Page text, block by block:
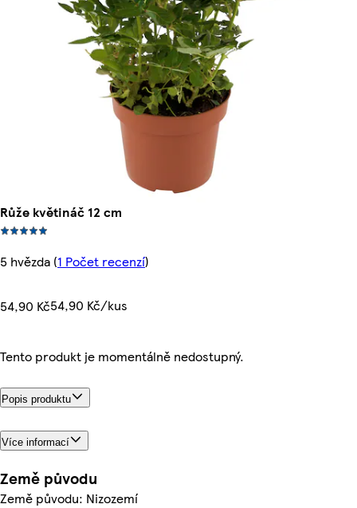
Růže květináč 12 cm
5 hvězda (1 Počet recenzí)
54,90 Kč54,90 Kč/kus
Tento produkt je momentálně nedostupný.
Popis produktu
Více informací
Země původu
Země původu: Nizozemí